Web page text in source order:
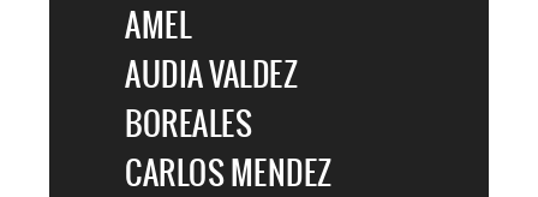

AMEL
AUDIA VALDEZ
BOREALES
CARLOS MENDEZ